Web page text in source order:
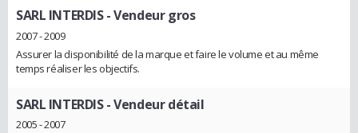
SARL INTERDIS- Vendeur gros
2007 - 2009
Assurer la disponibilité de la marque et faire le volume et au même
temps réaliser les objectifs.
SARL INTERDIS- Vendeur détail
2005 - 2007